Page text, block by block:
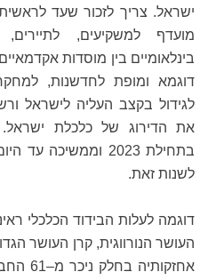
מועדף למשקיעים, לתיירים,
בינלאומיים בין מוסדות
דוגמא ומופת לחדשנות, למחקר
לגידול בקצב העליה לישראל
את הדירוג של כלכלת
בתחילת 2023
לשנות זאת.
דוגמה לעלות הבידוד הכלכלי
העושר הנורווגית, קרן העושר